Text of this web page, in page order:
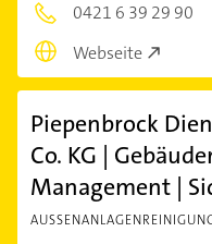
0421 6 39 29 90
Webseite
Piepenbrock
Co. KG |
Management |